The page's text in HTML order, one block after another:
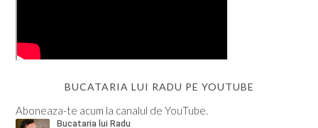
BUCATARIA LUI RADU PE YOUTUBE
Aboneaza-te acum la canalul de YouTube.